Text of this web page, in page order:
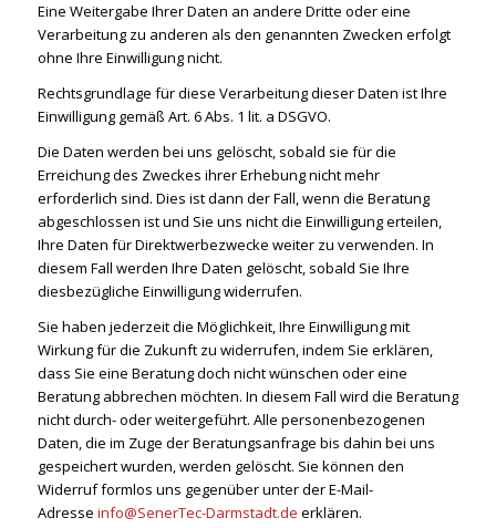
Eine Weitergabe Ihrer Daten an andere Dritte oder eine
Verarbeitung zu anderen als den genannten Zwecken erfolgt
ohne Ihre Einwilligung nicht.
Rechtsgrundlage für diese Verarbeitung dieser Daten ist Ihre
Einwilligung gemäß Art. 6 Abs. 1 lit. a DSGVO.
Die Daten werden bei uns gelöscht, sobald sie für die
Erreichung des Zweckes ihrer Erhebung nicht mehr
erforderlich sind. Dies ist dann der Fall, wenn die Beratung
abgeschlossen ist und Sie uns nicht die Einwilligung erteilen,
Ihre Daten für Direktwerbezwecke weiter zu verwenden. In
diesem Fall werden Ihre Daten gelöscht, sobald Sie Ihre
diesbezügliche Einwilligung widerrufen.
Sie haben jederzeit die Möglichkeit, Ihre Einwilligung mit
Wirkung für die Zukunft zu widerrufen, indem Sie erklären,
dass Sie eine Beratung doch nicht wünschen oder eine
Beratung abbrechen möchten. In diesem Fall wird die Beratung
nicht durch- oder weitergeführt. Alle personenbezogenen
Daten, die im Zuge der Beratungsanfrage bis dahin bei uns
gespeichert wurden, werden gelöscht. Sie können den
Widerruf formlos uns gegenüber unter der E-Mail-
Adresse info@SenerTec-Darmstadt.de erklären.